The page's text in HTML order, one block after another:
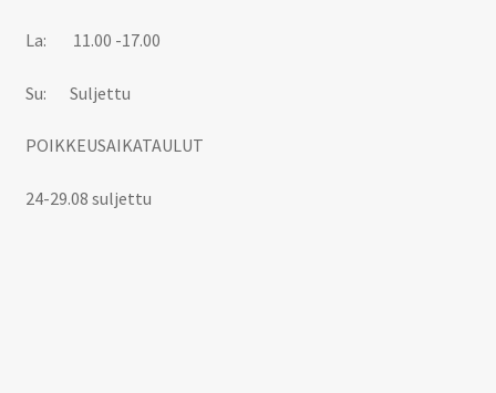
La: 11.00 -17.00
Su: Suljettu
POIKKEUSAIKATAULUT
24-29.08 suljettu